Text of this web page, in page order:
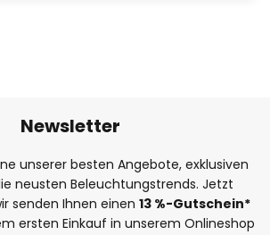
Newsletter
unserer besten Angebote, exklusiven
neusten Beleuchtungstrends. Jetzt
senden Ihnen einen 13 %-Gutschein*
ersten Einkauf in unserem Onlineshop